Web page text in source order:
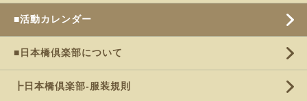
■活動カレンダー
■日本橋倶楽部について
┣日本橋倶楽部-服装規則